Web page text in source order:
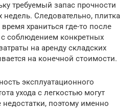
требуемый запас прочности
недель. Следовательно, плитка
храниться где-то после
соблюдением конкретных
на аренду складских
на конечной стоимости.
эксплуатационного
ухода с легкостью могут
поэтому именно